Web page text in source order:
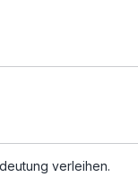
verleihen.